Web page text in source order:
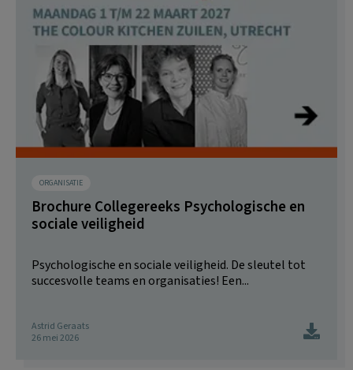
ORGANISATIE
Brochure Collegereeks Psychologische en
sociale veiligheid
Psychologische en sociale veiligheid. De sleutel tot
succesvolle teams en organisaties! Een...
Astrid Geraats
26 mei 2026